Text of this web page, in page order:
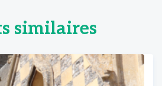
similaires